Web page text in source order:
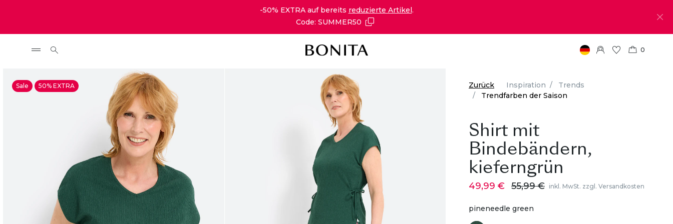
-50% EXTRA auf bereits reduzierte Artikel.
Code: SUMMER50
0
Sale 50% EXTRA Zurück Inspiration
Trends
Trendfarben der Saison
Shirt mit
Bindebändern,
kieferngrün
49,99 € 55,99 € inkl. MwSt. zzgl. Versandkosten
pineneedle green